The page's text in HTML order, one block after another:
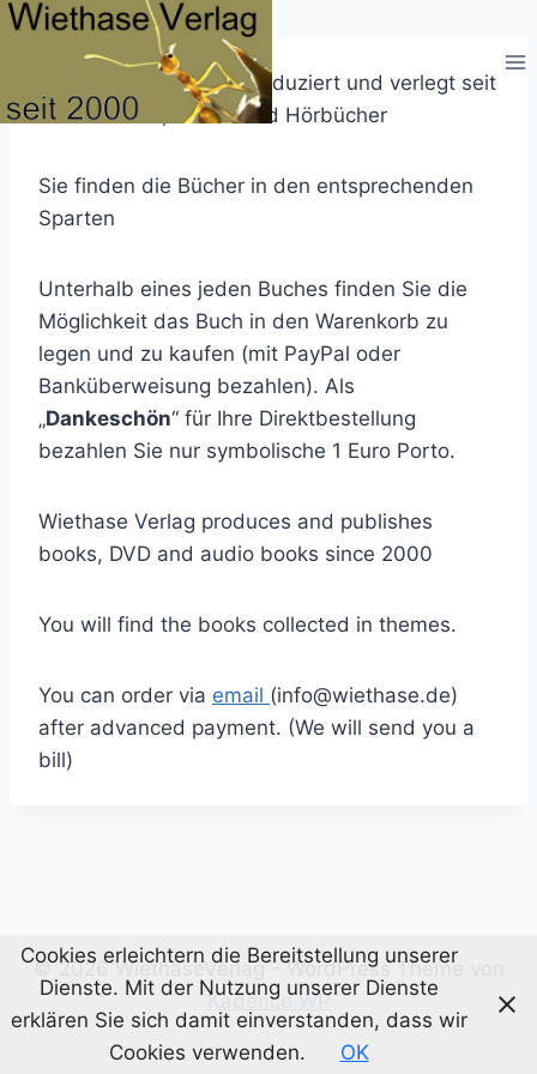
Zum
Der Wiethase Verlag produziert und verlegt seit
2000 Bücher, DVD´s und Hörbücher
Sie finden die Bücher in den entsprechenden
Sparten
Unterhalb eines jeden Buches finden Sie die
Möglichkeit das Buch in den Warenkorb zu
legen und zu kaufen (mit PayPal oder
Banküberweisung bezahlen). Als
„Dankeschön“ für Ihre Direktbestellung
bezahlen Sie nur symbolische 1 Euro Porto.
Wiethase Verlag produces and publishes
books, DVD and audio books since 2000
You will find the books collected in themes.
You can order via email (info@wiethase.de)
after advanced payment. (We will send you a
bill)
© 2026 WiethaseVerlag - WordPress Theme von
Kadence WP
Cookies erleichtern die Bereitstellung unserer
Dienste. Mit der Nutzung unserer Dienste
erklären Sie sich damit einverstanden, dass wir
Cookies verwenden.
OK